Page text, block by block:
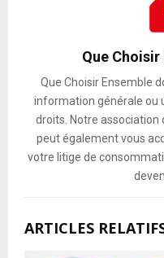
Que
Que Choisir Ensemble
information générale ou
droits. Notre
peut également vous
votre litige de
ARTICLES